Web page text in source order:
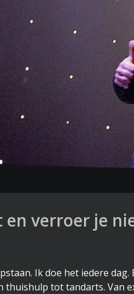
verroer je
Ik doe het iedere
thuishulp tot tandarts. Van